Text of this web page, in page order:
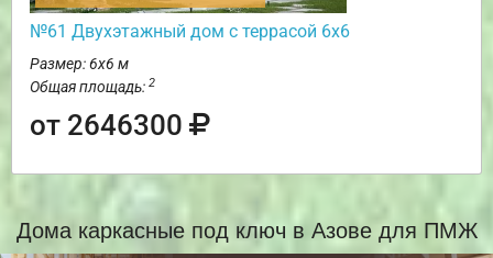
№61 Двухэтажный дом с террасой 6х6
Размер: 6х6 м
Общая площадь: 2
от 2646300
Дома каркасные под ключ в Азове для ПМЖ